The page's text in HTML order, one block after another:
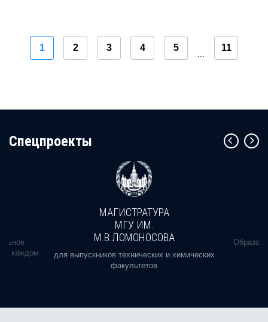
1 2 3 4 5 11
Cпецпроекты
в каждом
МАГИСТРАТУРА
МГУ ИМ.
М.В.ЛОМОНОСОВА
для выпускников технических и химических
факультетов